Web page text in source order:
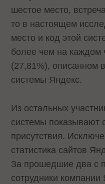
шестое место,
то в настоящем
место и код этой
более чем на каждом
(27,81%), описанном
системы Яндекс.
Из остальных
системы показывают
присутствия.
статистика сайтов
За прошедшие два с
сотрудники компании